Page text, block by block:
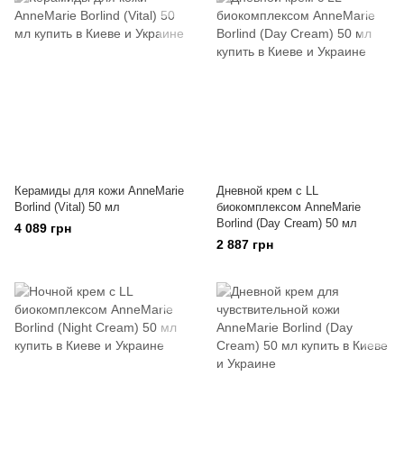
Керамиды для кожи AnneMarie
Borlind (Vital) 50 мл
4 089 грн
Дневной крем с LL
биокомплексом AnneMarie
Borlind (Day Cream) 50 мл
2 887 грн